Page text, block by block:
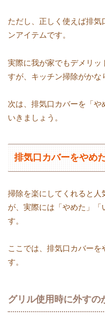
ただし、正しく使えば排
ンアイテムです。
実際に我が家でもデメリッ
すが、キッチン掃除がかな
次は、排気口カバーを「や
いきましょう。
排気口カバーをやめ
掃除を楽にしてくれると人
が、実際には「やめた」「
す。
ここでは、排気口カバーを
す。
グリル使用時に外すの